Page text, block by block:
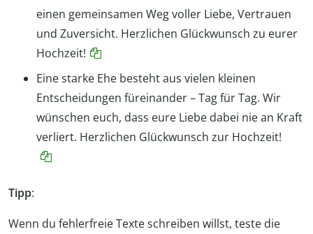
einen gemeinsamen Weg voller Liebe, Vertrauen
und Zuversicht. Herzlichen Glückwunsch zu eurer
Hochzeit!
Eine starke Ehe besteht aus vielen kleinen
Entscheidungen füreinander – Tag für Tag. Wir
wünschen euch, dass eure Liebe dabei nie an Kraft
verliert. Herzlichen Glückwunsch zur Hochzeit!
Tipp:
Wenn du fehlerfreie Texte schreiben willst, teste die